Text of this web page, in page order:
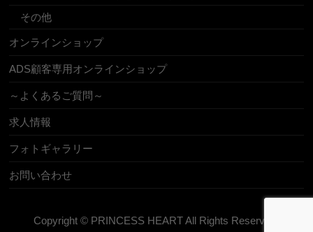
その他
オンラインショップ
ADS顧客専用オンラインショップ
～よくあるご質問～
求人情報
フォトギャラリー
お問い合わせ
Copyright © PRINCESS HEARTAll Rights Reserved.